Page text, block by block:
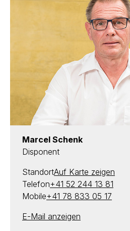
Marcel Schenk
Disponent
StandortAuf Karte zeigen
Telefon+41 52 244 13 81
Mobile+41 78 833 05 17
E-Mail anzeigen